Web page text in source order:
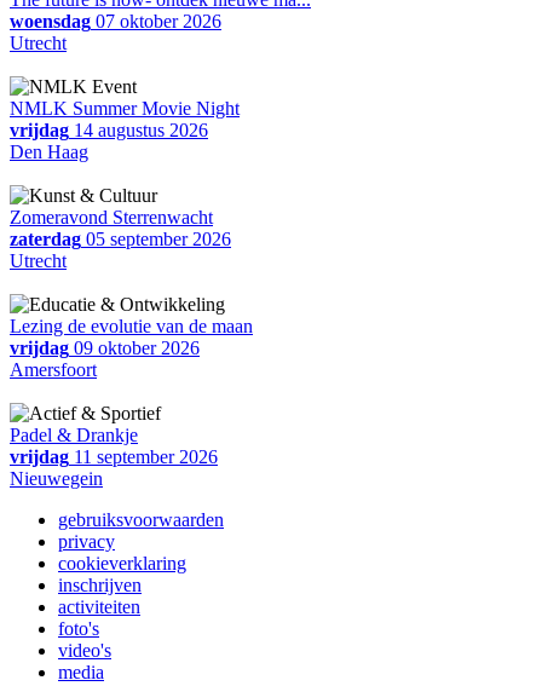
woensdag 07 oktober 2026
Utrecht
NMLK Summer Movie Night
vrijdag 14 augustus 2026
Den Haag
Zomeravond Sterrenwacht
zaterdag 05 september 2026
Utrecht
Lezing de evolutie van de maan
vrijdag 09 oktober 2026
Amersfoort
Padel & Drankje
vrijdag 11 september 2026
Nieuwegein
gebruiksvoorwaarden
privacy
cookieverklaring
inschrijven
activiteiten
foto's
video's
media